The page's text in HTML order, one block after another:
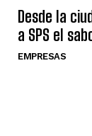
Desde la
a SPS el
EMPRESAS